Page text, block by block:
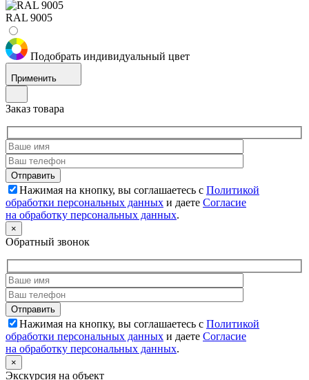
RAL 9005
Подобрать индивидуальный цвет
Применить
Заказ товара
Нажимая на кнопку, вы соглашаетесь с Политикой
обработки персональных данных и даете Согласие
на обработку персональных данных.
×
Обратный звонок
Нажимая на кнопку, вы соглашаетесь с Политикой
обработки персональных данных и даете Согласие
на обработку персональных данных.
×
Экскурсия на объект